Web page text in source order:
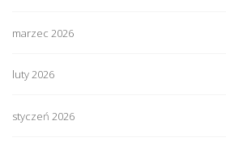
marzec 2026
luty 2026
styczeń 2026